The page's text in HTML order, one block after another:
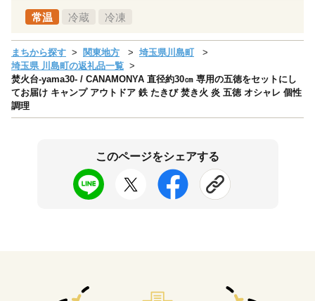
常温 冷蔵 冷凍
まちから探す 関東地方
埼玉県川島町
埼玉県 川島町の返礼品一覧
焚火台-yama30- / CANAMONYA 直径約30㎝ 専用の五徳をセットにし
てお届け キャンプ アウトドア 鉄 たきび 焚き火 炎 五徳 オシャレ 個性
調理
このページをシェアする